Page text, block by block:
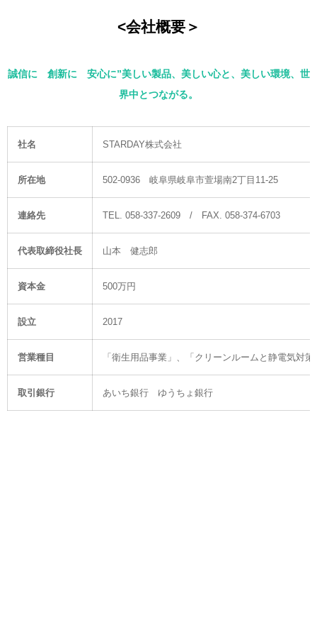
<会社概要＞
誠信に 創新に 安心に”美しい製品、美しい心と、美しい環境、世
界中とつながる。
社名 STARDAY株式会社
所在地 502-0936 岐阜県岐阜市萱場南2丁目11-25
連絡先 TEL. 058-337-2609 / FAX. 058-374-6703
代表取締役社長 山本 健志郎
資本金 500万円
設立 2017
営業種目 「衛生用品事業」、「クリーンルームと静電気対
取引銀行 あいち銀行 ゆうちょ銀行